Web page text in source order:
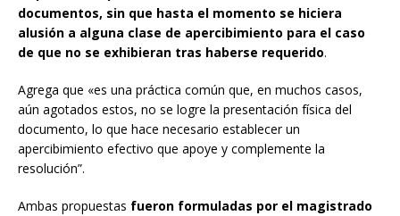
documentos, sin que hasta el momento se hiciera
alusión a alguna clase de apercibimiento para el caso
de que no se exhibieran tras haberse requerido.
Agrega que «es una práctica común que, en muchos casos,
aún agotados estos, no se logre la presentación física del
documento, lo que hace necesario establecer un
apercibimiento efectivo que apoye y complemente la
resolución”.
Ambas propuestas fueron formuladas por el magistrado